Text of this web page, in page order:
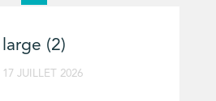
large (2)
17 JUILLET 2026